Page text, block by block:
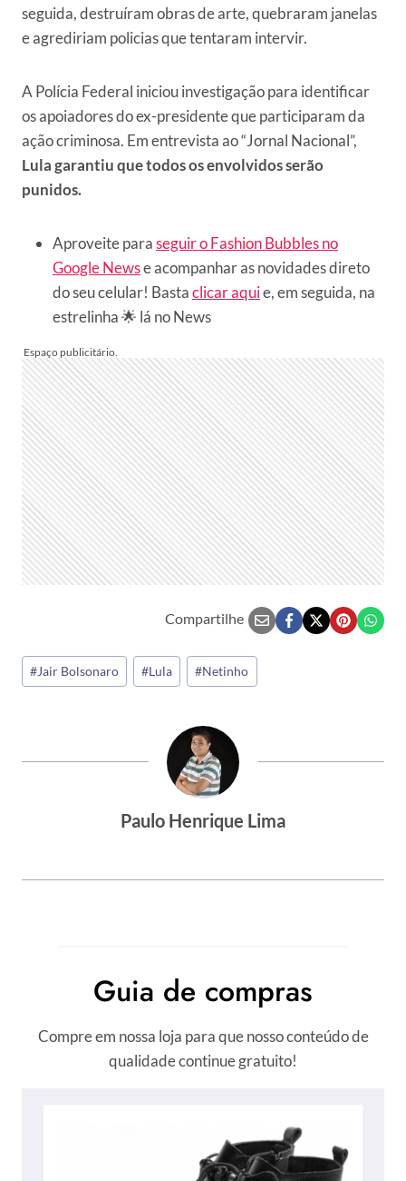
seguida, destruíram obras de arte, quebraram janelas
e agrediriam policias que tentaram intervir.
A Polícia Federal iniciou investigação para identificar
os apoiadores do ex-presidente que participaram da
ação criminosa. Em entrevista ao “Jornal Nacional”,
Lula garantiu que todos os envolvidos serão
punidos.
Aproveite paraseguir o Fashion Bubbles no
Google Newse acompanhar as novidades direto
do seu celular! Bastaclicar aquie, em seguida, na
estrelinha 🌟 lá no News
Compartilhe
Tags
do
#Jair Bolsonaro #Lula #Netinho
Paulo Henrique Lima
Guia de compras
Compre em nossa loja para que nosso conteúdo de
qualidade continue gratuito!